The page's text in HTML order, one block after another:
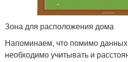
Зона для расположения дома
Напоминаем, что помимо данных
необходимо учитывать и